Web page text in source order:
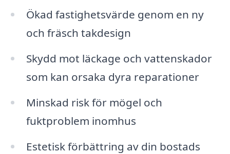
Ökad fastighetsvärde genom en ny
och fräsch takdesign
Skydd mot läckage och vattenskador
som kan orsaka dyra reparationer
Minskad risk för mögel och
fuktproblem inomhus
Estetisk förbättring av din bostads